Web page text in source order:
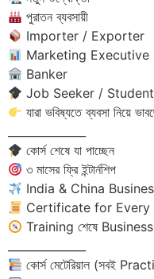
পুরাতন ব্যবসায়ী
Importer / Exporter
Marketing Executive
Banker
Job Seeker / Student
যারা ভবিষ্যতে ব্যবসা নিয়ে
কোর্স শেষে যা পাচ্ছেন
৩ মাসের ফ্রি ইন্টার্নশিপ
India & China
Certificate for Every
Training শেষে
কোর্স মেটেরিয়াল (সবই